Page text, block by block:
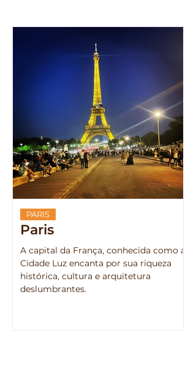
Paris
A capital da França, conhecida como a
Cidade Luz encanta por sua riqueza
histórica, cultura e arquitetura
deslumbrantes.
PARIS